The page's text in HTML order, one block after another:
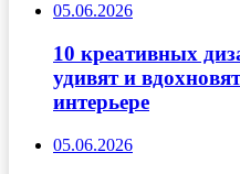
05.06.2026
10 креативных
удивят и
интерьере
05.06.2026